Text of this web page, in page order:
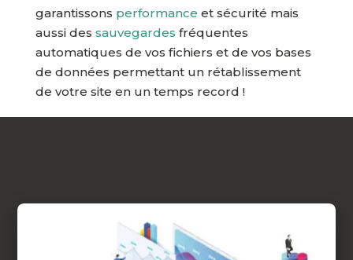
garantissons performance et sécurité mais
aussi des sauvegardes fréquentes
automatiques de vos fichiers et de vos bases
de données permettant un rétablissement
de votre site en un temps record !